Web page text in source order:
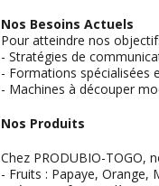
Nos Besoins Actuels
Pour atteindre nos
- Stratégies de
- Formations spécialisées
- Machines à découper
Nos Produits
Chez PRODUBIO-TOGO,
- Fruits : Papaye, Orange,